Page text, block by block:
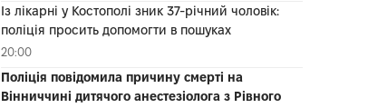
Із лікарні у Костополі зник 37-річний чоловік:
поліція просить допомогти в пошуках
20:00
Поліція повідомила причину смерті на
Вінниччині дитячого анестезіолога з Рівного